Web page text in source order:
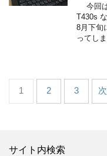
今回は
T430s
8月下旬
ってし
1 2 3
サイト内検索